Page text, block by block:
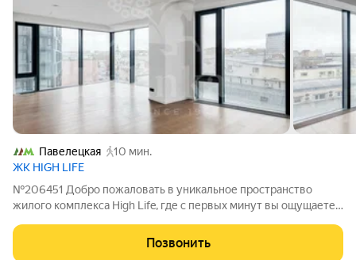
Павелецкая
10 мин.
ЖК HIGH LIFE
№206451 Добро пожаловать в уникальное пространство
жилого комплекса High Life, где с первых минут вы ощущаете
вниманию квартиру с премиальной отделкой площадью 122,4
м. Квартира расположена на 4
Позвонить